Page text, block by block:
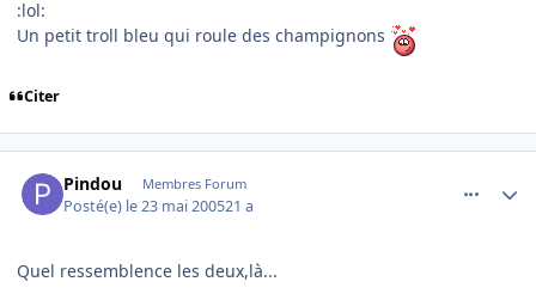
:lol:
Un petit troll bleu qui roule des champignons
Citer
Pindou Membres Forum
Posté(e) le 23 mai 200521 a
Quel ressemblence les deux,là...